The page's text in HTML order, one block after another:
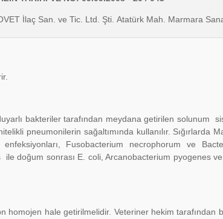
İlaç San. ve Tic. Ltd. Şti. Atatürk Mah.
bakteriler tarafından meydana getirilen solunum
pneumonilerin sağaltımında kullanılır.
Fusobacterium necrophorum ve
doğum sonrası E. coli, Arcanobacterium pyogenes
homojen hale getirilmelidir. Veteriner hekim